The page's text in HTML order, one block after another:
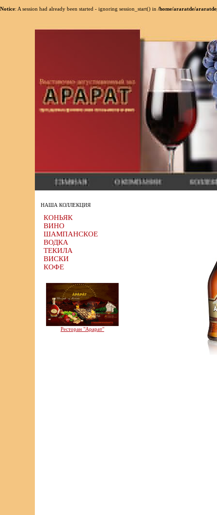
Notice: A session had already been started - ignoring session_start() in /home/araratde/
НАША КОЛЛЕКЦИЯ
КОНЬЯК
ВИНО
ШАМПАНСКОЕ
ВОДКА
ТЕКИЛА
ВИСКИ
КОФЕ
Ресторан "Арарат"